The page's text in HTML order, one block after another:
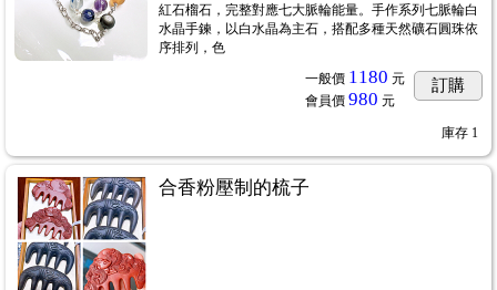
紅石榴石，完整對應七大脈輪能量。手作系列七脈輪白
水晶手鍊，以白水晶為主石，搭配多種天然礦石圓珠依
序排列，色
一般價 1180 元
會員價 980 元
訂購
庫存 1
合香粉壓制的梳子